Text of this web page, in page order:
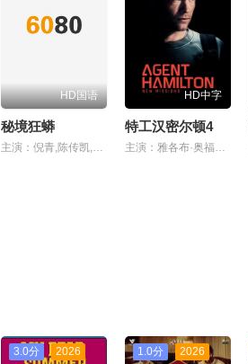
HD国语
秘境狂蟒
主演：倪青,陈传凯,戴洱滨
HD中字
特工汉密尔顿4
主演：雅各布·奥福特布罗
3.0分 2026 1.0分 2026